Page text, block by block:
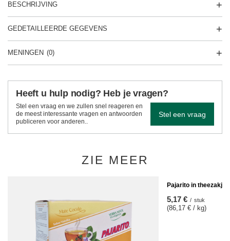
BESCHRIJVING
GEDETAILLEERDE GEGEVENS
MENINGEN (0)
Heeft u hulp nodig? Heb je vragen?
Stel een vraag en we zullen snel reageren en
de meest interessante vragen en antwoorden
publiceren voor anderen..
Stel een vraag
ZIE MEER
Pajarito in
5,17 € / stuk
(86,17 € / kg)